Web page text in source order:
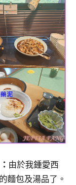
由於我鍾愛西
麵包及湯品了。